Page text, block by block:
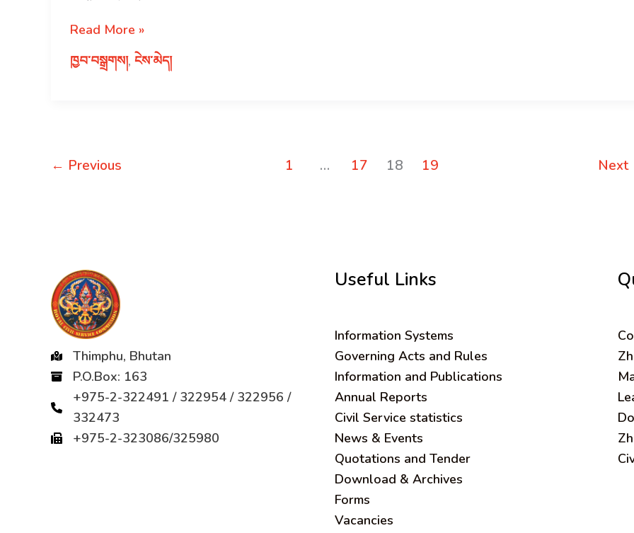
བཀོད་
དགོངས་
Read More »
ཁྱབ་བསྒྲགས།, ངེས་མེད།
← Previous 1 … 17 18 19 Next
Thimphu, Bhutan
P.O.Box: 163
+975-2-322491 / 322954 / 322956 /
332473
+975-2-323086/325980
Useful Links
Information Systems
Governing Acts and Rules
Information and Publications
Annual Reports
Civil Service statistics
News & Events
Quotations and Tender
Download & Archives
Forms
Vacancies
C